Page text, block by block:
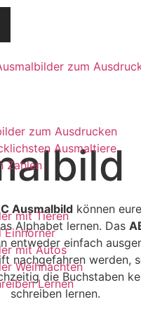
zum Ausdrucken
Ausmaltiere
Zahlen
mit Tieren
Einhörner
mit Autos
Weihnachten
Lernen
Ausmalbildkönnen
Alphabet lernen. Das
entweder einfach
nachgefahren werden,
die Buchstaben
schreiben lernen.